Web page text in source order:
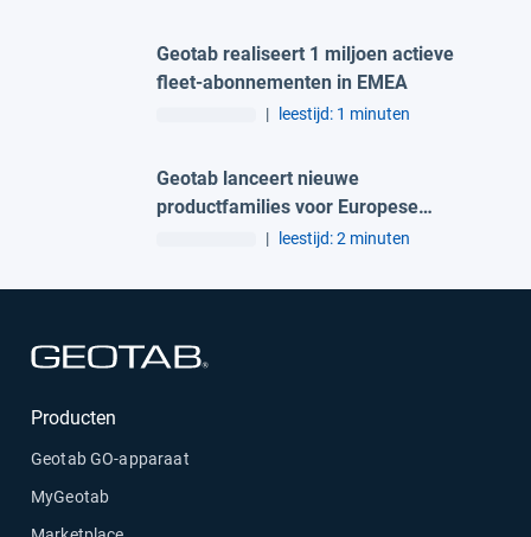
Geotab realiseert 1 miljoen actieve
fleet-abonnementen in EMEA
| leestijd: 1 minuten
Geotab lanceert nieuwe
productfamilies voor Europese
wagenparken op Connect Europe
| leestijd: 2 minuten
Producten
Geotab GO-apparaat
MyGeotab